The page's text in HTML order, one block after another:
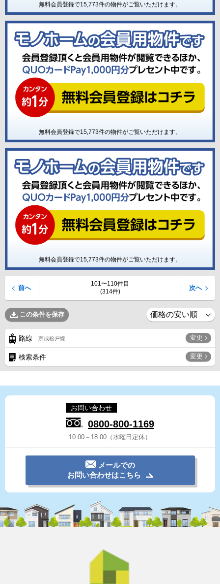
無料会員登録で15,773件の物件がご覧いただけます。
無料会員登録で15,773件の物件がご覧いただけます。
無料会員登録で15,773件の物件がご覧いただけます。
101〜110件目
(314件)
前へ 次へ
この条件を保存
路線 京成松戸線 変更
検索条件 変更
お問い合わせ
0800-800-1169
10:00～18:00（水曜日定休）
メールでの
お問い合わせはこちら